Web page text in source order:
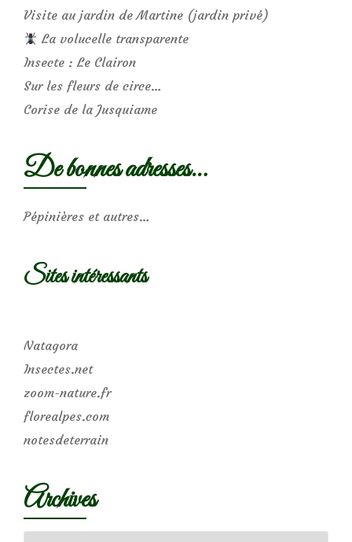
Visite au jardin de Martine (jardin privé)
La volucelle transparente
Insecte : Le Clairon
Sur les fleurs de circe…
Corise de la Jusquiame
De bonnes adresses…
Pépinières et autres…
Sites intéressants
Natagora
Insectes.net
zoom-nature.fr
florealpes.com
notesdeterrain
Archives